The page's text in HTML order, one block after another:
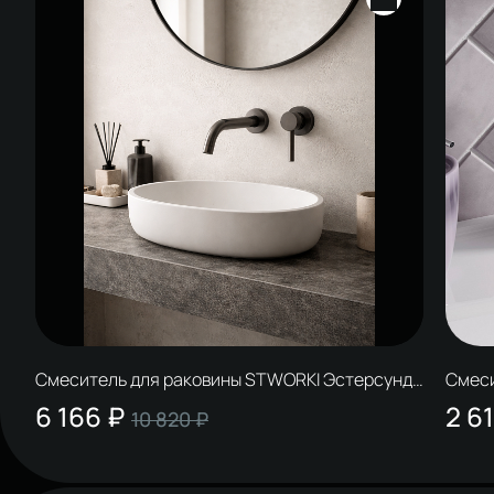
Смеситель для раковины STWORKI Эстерсунд
S31040GB С ВНУТРЕННЕЙ ЧАСТЬЮ, вороненая
сталь
6 166 ₽ 10 820 ₽ 2